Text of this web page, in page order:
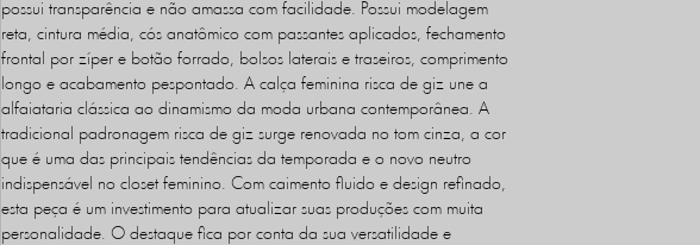
possui transparência e não amassa com facilidade. Possui modelagem
reta, cintura média, cós anatômico com passantes aplicados, fechamento
frontal por zíper e botão forrado, bolsos laterais e traseiros, comprimento
longo e acabamento pespontado. A calça feminina risca de giz une a
alfaiataria clássica ao dinamismo da moda urbana contemporânea. A
tradicional padronagem risca de giz surge renovada no tom cinza, a cor
que é uma das principais tendências da temporada e o novo neutro
indispensável no closet feminino. Com caimento fluido e design refinado,
esta peça é um investimento para atualizar suas produções com muita
personalidade. O destaque fica por conta da sua versatilidade e